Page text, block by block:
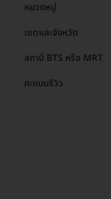
หมวดหมู่
เขตและจังหวัด
สถานี BTS หรือ MRT
คะแนนรีวิว